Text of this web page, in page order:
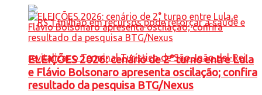
ELEIÇÕES 2026: cenário de 2° turno entre Lula
e Flávio Bolsonaro apresenta oscilação; confira
resultado da pesquisa BTG/Nexus